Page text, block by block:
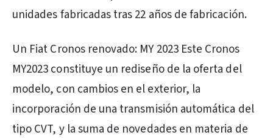
unidades fabricadas tras 22 años de fabricación.
Un Fiat Cronos renovado: MY 2023 Este Cronos
MY2023 constituye un rediseño de la oferta del
modelo, con cambios en el exterior, la
incorporación de una transmisión automática del
tipo CVT, y la suma de novedades en materia de